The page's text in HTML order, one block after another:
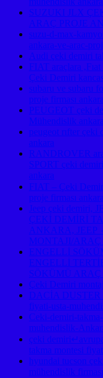
SUZUKI JLX
ARAÇ PROJE
suzu-d-max-
ankara-ve-arac-
Audi çeki demiri
FIAT araçlara
Çeki Demiri
subaru ve subaru
proje firması
PEUGEOT çeki
Mühendislik
peugeot rıfter çeki
ankara
RANDROVER
SPORT çeki
ankara
FIAT – Çeki
proje firması ankara
Jeep çeki demiri,
ÇEKİ DEMİRİ
ANKARA,
MONTAJI/
ENGELLİ
ENGELLİ
SÖKÜMÜ
Çeki Demiri
DACİA DUSTER
fiyati-usta-
Ceki-demiri-
muhendislik-
çeki
takma montesi
hyundai tucson
mühendislik